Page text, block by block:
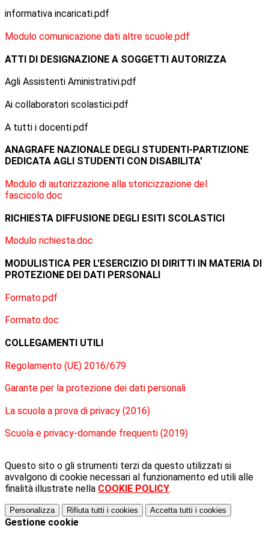
informativa incaricati.pdf
Modulo comunicazione dati altre scuole.pdf
ATTI DI DESIGNAZIONE A SOGGETTI AUTORIZZA
Agli Assistenti Aministrativi.pdf
Ai collaboratori scolastici.pdf
A tutti i docenti.pdf
ANAGRAFE NAZIONALE DEGLI STUDENTI-PARTIZIONE
DEDICATA AGLI STUDENTI CON DISABILITA'
Modulo di autorizzazione alla storicizzazione del
fascicolo.doc
RICHIESTA DIFFUSIONE DEGLI ESITI SCOLASTICI
Modulo richiesta.doc
MODULISTICA PER L'ESERCIZIO DI DIRITTI IN MATERIA DI
PROTEZIONE DEI DATI PERSONALI
Formato.pdf
Formato.doc
COLLEGAMENTI UTILI
Regolamento (UE) 2016/679
Garante per la protezione dei dati personali
La scuola a prova di privacy (2016)
Scuola e privacy-domande frequenti (2019)
Questo sito o gli strumenti terzi da questo utilizzati si
avvalgono di cookie necessari al funzionamento ed utili alle
finalità illustrate nella COOKIE POLICY.
Personalizza Rifiuta tutti i cookies Accetta tutti i cookies
Gestione cookie